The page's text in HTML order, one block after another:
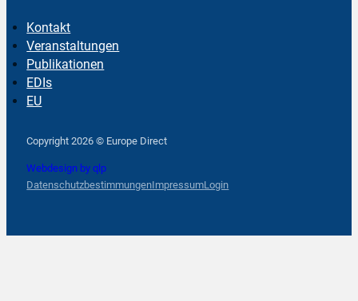
Kontakt
Veranstaltungen
Publikationen
EDIs
EU
Copyright 2026 © Europe Direct
Webdesign by qlp
DatenschutzbestimmungenImpressumLogin